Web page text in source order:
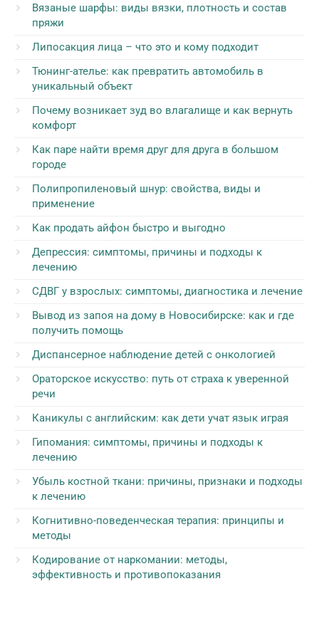
Вязаные шарфы: виды вязки, плотность и состав
пряжи
Липосакция лица – что это и кому подходит
Тюнинг-ателье: как превратить автомобиль в
уникальный объект
Почему возникает зуд во влагалище и как вернуть
комфорт
Как паре найти время друг для друга в большом
городе
Полипропиленовый шнур: свойства, виды и
применение
Как продать айфон быстро и выгодно
Депрессия: симптомы, причины и подходы к
лечению
СДВГ у взрослых: симптомы, диагностика и лечение
Вывод из запоя на дому в Новосибирске: как и где
получить помощь
Диспансерное наблюдение детей с онкологией
Ораторское искусство: путь от страха к уверенной
речи
Каникулы с английским: как дети учат язык играя
Гипомания: симптомы, причины и подходы к
лечению
Убыль костной ткани: причины, признаки и подходы
к лечению
Когнитивно-поведенческая терапия: принципы и
методы
Кодирование от наркомании: методы,
эффективность и противопоказания